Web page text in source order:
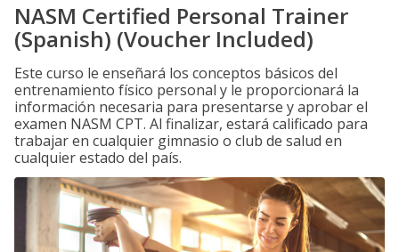
NASM Certified Personal Trainer
(Spanish) (Voucher Included)
Este curso le enseñará los conceptos básicos del
entrenamiento físico personal y le proporcionará la
información necesaria para presentarse y aprobar el
examen NASM CPT. Al finalizar, estará calificado para
trabajar en cualquier gimnasio o club de salud en
cualquier estado del país.